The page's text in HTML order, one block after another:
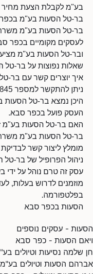
בע"מ לקבלת הצעת מחיר
בר-טל הסעות בע"מ
בר-טל הסעות בע"מ
לעסקים מקומיים בכפר
ובר-טל הסעות בע"מ מציע
שאלות נפוצות על בר-טל
איך יוצרים קשר עם בר-
ניתן להתקשר למספר 0723144845.
היכן נמצא בר-טל הסעות
העסק פועל בכפר סבא.
האם בר-טל הסעות בע"מ
בר-טל הסעות בע"מ
מומלץ ליצור קשר לבדיקת
ניהול הפרופיל של בר-
עסק זה טרם נוהל על ידי
מוזמנים לדרוש בעלות,
בפלטפורמה.
הסעות בכפר סבא
הסעות - עסקים נוספים
ויאם הסעות - כפר סבא
חן שלמה נסיעות וטיולים
אברהם הסעות וטיולים